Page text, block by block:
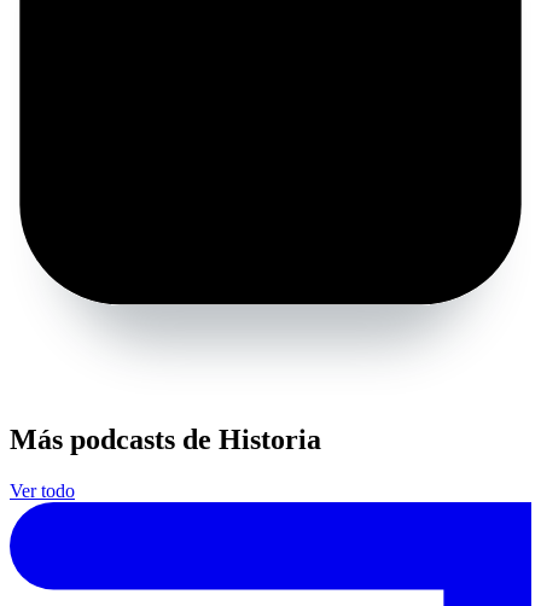
Más podcasts de Historia
Ver todo